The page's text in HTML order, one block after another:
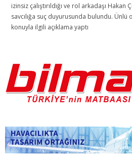
izinsiz çalıştırıldığı ve rol arkadaşı Hakan
savcılığa suç duyurusunda bulundu.
konuyla ilgili açıklama yaptı